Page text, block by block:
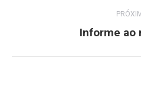
Informe ao